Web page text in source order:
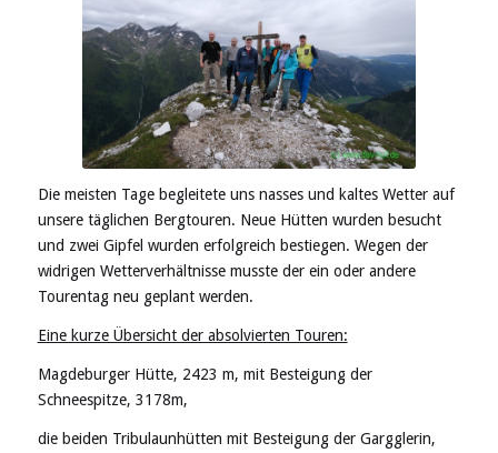
Die meisten Tage begleitete uns nasses und kaltes Wetter auf
unsere täglichen Bergtouren. Neue Hütten wurden besucht
und zwei Gipfel wurden erfolgreich bestiegen. Wegen der
widrigen Wetterverhältnisse musste der ein oder andere
Tourentag neu geplant werden.
Eine kurze Übersicht der absolvierten Touren:
Magdeburger Hütte, 2423 m, mit Besteigung der
Schneespitze, 3178m,
die beiden Tribulaunhütten mit Besteigung der Gargglerin,